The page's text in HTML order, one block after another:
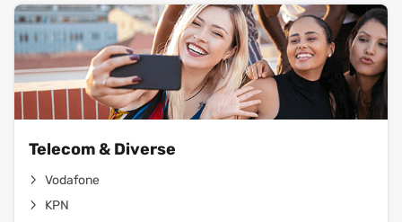
Telecom & Diverse
Vodafone
KPN